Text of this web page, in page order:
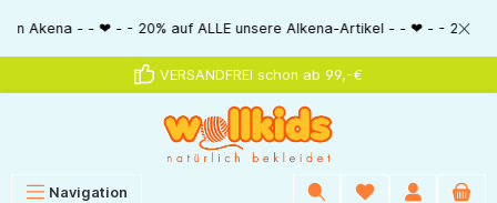
springen
- - ❤ - - 20% auf ALLE unsere Alkena-Artikel - - ❤ - - 20% NUR
VERSANDFREI schon ab 99,-€
Navigation